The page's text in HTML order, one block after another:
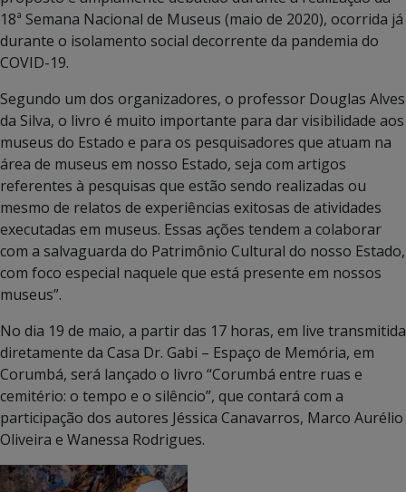
18ª Semana Nacional de Museus (maio de 2020), ocorrida já
durante o isolamento social decorrente da pandemia do
COVID-19.
Segundo um dos organizadores, o professor Douglas Alves
da Silva, o livro é muito importante para dar visibilidade aos
museus do Estado e para os pesquisadores que atuam na
área de museus em nosso Estado, seja com artigos
referentes à pesquisas que estão sendo realizadas ou
mesmo de relatos de experiências exitosas de atividades
executadas em museus. Essas ações tendem a colaborar
com a salvaguarda do Patrimônio Cultural do nosso Estado,
com foco especial naquele que está presente em nossos
museus”.
No dia 19 de maio, a partir das 17 horas, em live transmitida
diretamente da Casa Dr. Gabi – Espaço de Memória, em
Corumbá, será lançado o livro “Corumbá entre ruas e
cemitério: o tempo e o silêncio”, que contará com a
participação dos autores Jéssica Canavarros, Marco Aurélio
Oliveira e Wanessa Rodrigues.